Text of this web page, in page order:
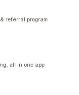
referral program
all in one app